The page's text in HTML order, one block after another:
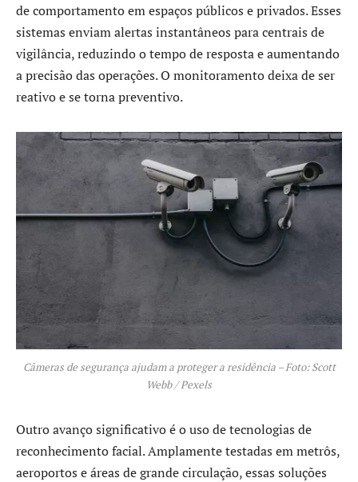
de comportamento em espaços públicos e privados. Esses
sistemas enviam alertas instantâneos para centrais de
vigilância, reduzindo o tempo de resposta e aumentando
a precisão das operações. O monitoramento deixa de ser
reativo e se torna preventivo.
Câmeras de segurança ajudam a proteger a residência – Foto: Scott
Webb / Pexels
Outro avanço significativo é o uso de tecnologias de
reconhecimento facial. Amplamente testadas em metrôs,
aeroportos e áreas de grande circulação, essas soluções